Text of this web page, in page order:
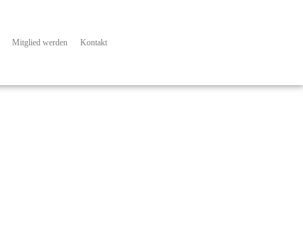
Mitglied werden Kontakt